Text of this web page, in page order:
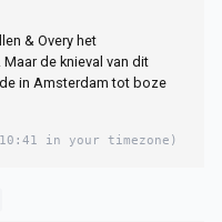
& Overy het
Maar de knieval van dit
in Amsterdam tot boze
in your timezone)